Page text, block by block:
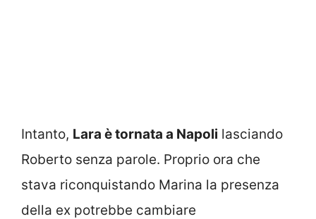
Intanto, Lara è tornata a Napoli lasciando
Roberto senza parole. Proprio ora che
stava riconquistando Marina la presenza
della ex potrebbe cambiare